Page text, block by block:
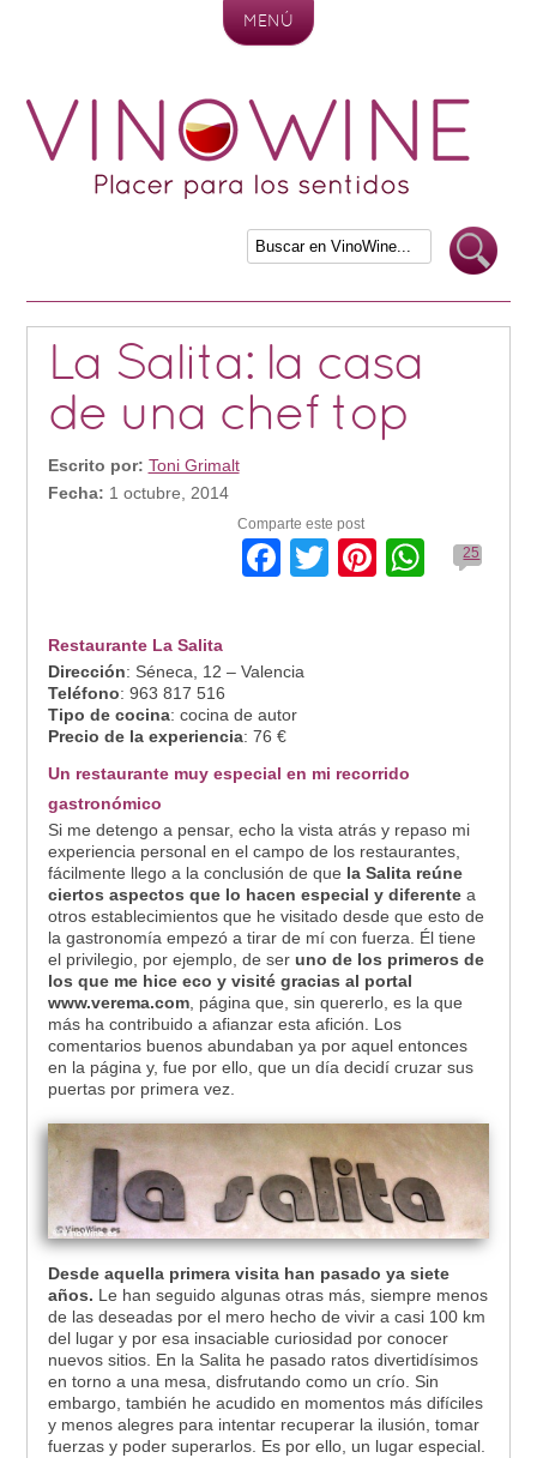
MENÚ
La Salita: la casa
de una chef top
Escrito por: Toni Grimalt
Fecha: 1 octubre, 2014
Comparte este post
Facebook
TwitterPinterest
25
Restaurante La Salita
Dirección: Séneca, 12 – Valencia
Teléfono: 963 817 516
Tipo de cocina: cocina de autor
Precio de la experiencia: 76 €
Un restaurante muy especial en mi recorrido
gastronómico
Si me detengo a pensar, echo la vista atrás y repaso mi
experiencia personal en el campo de los restaurantes,
fácilmente llego a la conclusión de que la Salita reúne
ciertos aspectos que lo hacen especial y diferentea
otros establecimientos que he visitado desde que esto de
la gastronomía empezó a tirar de mí con fuerza. Él tiene
el privilegio, por ejemplo, de ser uno de los primeros de
los que me hice eco y visité gracias al portal
www.verema.com, página que, sin quererlo, es la que
más ha contribuido a afianzar esta afición. Los
comentarios buenos abundaban ya por aquel entonces
en la página y, fue por ello, que un día decidí cruzar sus
puertas por primera vez.
Desde aquella primera visita han pasado ya siete
años. Le han seguido algunas otras más, siempre menos
de las deseadas por el mero hecho de vivir a casi 100 km
del lugar y por esa insaciable curiosidad por conocer
nuevos sitios. En la Salita he pasado ratos divertidísimos
en torno a una mesa, disfrutando como un crío. Sin
embargo, también he acudido en momentos más difíciles
y menos alegres para intentar recuperar la ilusión, tomar
fuerzas y poder superarlos. Es por ello, un lugar especial.